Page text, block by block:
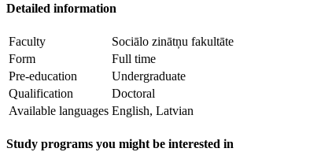
Detailed information
Faculty
Sociālo zinātņu fakultāte
Form
Full time
Pre-education
Undergraduate
Qualification
Doctoral
Available languages English, Latvian
Study programs you might be interested in